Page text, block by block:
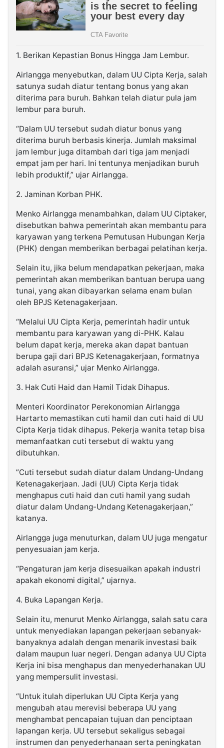
1. Berikan Kepastian Bonus Hingga Jam Lembur.
Airlangga menyebutkan, dalam UU Cipta Kerja, salah
satunya sudah diatur tentang bonus yang akan
diterima para buruh. Bahkan telah diatur pula jam
lembur para buruh.
“Dalam UU tersebut sudah diatur bonus yang
diterima buruh berbasis kinerja. Jumlah maksimal
jam lembur juga ditambah dari tiga jam menjadi
empat jam per hari. Ini tentunya menjadikan buruh
lebih produktif,” ujar Airlangga.
2. Jaminan Korban PHK.
Menko Airlangga menambahkan, dalam UU Ciptaker,
disebutkan bahwa pemerintah akan membantu para
karyawan yang terkena Pemutusan Hubungan Kerja
(PHK) dengan memberikan berbagai pelatihan kerja.
Selain itu, jika belum mendapatkan pekerjaan, maka
pemerintah akan memberikan bantuan berupa uang
tunai, yang akan dibayarkan selama enam bulan
oleh BPJS Ketenagakerjaan.
“Melalui UU Cipta Kerja, pemerintah hadir untuk
membantu para karyawan yang di-PHK. Kalau
belum dapat kerja, mereka akan dapat bantuan
berupa gaji dari BPJS Ketenagakerjaan, formatnya
adalah asuransi,” ujar Menko Airlangga.
3. Hak Cuti Haid dan Hamil Tidak Dihapus.
Menteri Koordinator Perekonomian Airlangga
Hartarto memastikan cuti hamil dan cuti haid di UU
Cipta Kerja tidak dihapus. Pekerja wanita tetap bisa
memanfaatkan cuti tersebut di waktu yang
dibutuhkan.
”Cuti tersebut sudah diatur dalam Undang-Undang
Ketenagakerjaan. Jadi (UU) Cipta Kerja tidak
menghapus cuti haid dan cuti hamil yang sudah
diatur dalam Undang-Undang Ketenagakerjaan,”
katanya.
Airlangga juga menuturkan, dalam UU juga mengatur
penyesuaian jam kerja.
“Pengaturan jam kerja disesuaikan apakah industri
apakah ekonomi digital,” ujarnya.
4. Buka Lapangan Kerja.
Selain itu, menurut Menko Airlangga, salah satu cara
untuk menyediakan lapangan pekerjaan sebanyak-
banyaknya adalah dengan menarik investasi baik
dalam maupun luar negeri. Dengan adanya UU Cipta
Kerja ini bisa menghapus dan menyederhanakan UU
yang mempersulit investasi.
“Untuk itulah diperlukan UU Cipta Kerja yang
mengubah atau merevisi beberapa UU yang
menghambat pencapaian tujuan dan penciptaan
lapangan kerja. UU tersebut sekaligus sebagai
instrumen dan penyederhanaan serta peningkatan